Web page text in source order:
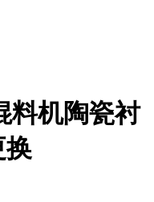
料机陶瓷衬
换